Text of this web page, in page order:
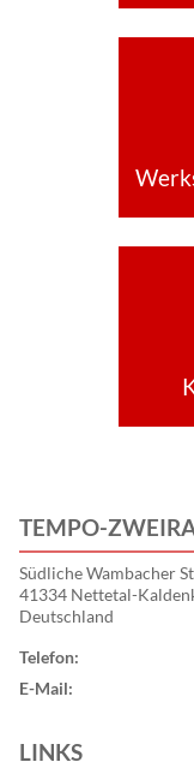
TEMPO-
Südliche Wambacher
41334 Nettetal-
Deutschland
Telefon:
E-Mail:
LINKS